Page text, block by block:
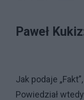
Paweł
Jak podaje
Powiedział